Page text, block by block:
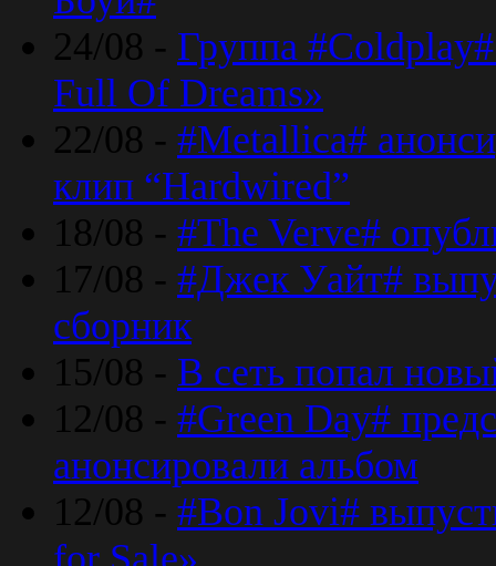
24/08 - Группа
Full Of Dreams»
22/08 - #Metallica#
клип “Hardwired”
18/08 - #The Verve#
17/08 - #Джек Уайт#
сборник
15/08 - В сеть попал
12/08 - #Green Day#
анонсировали альбом
12/08 - #Bon Jovi#